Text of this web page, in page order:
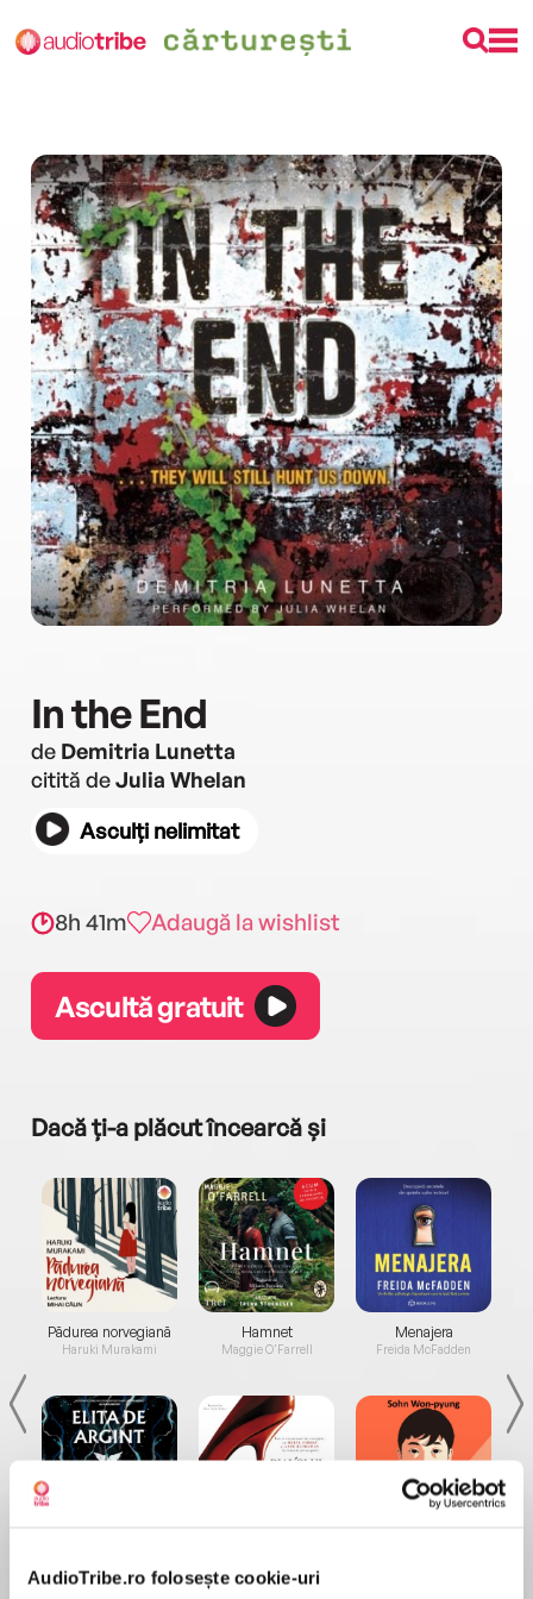
AudioTribe.ro folosește cookie-uri
In the End
de Demitria Lunetta
citită deJulia Whelan
Asculți nelimitat
8h 41m Adaugă la wishlist
Ascultă gratuit
Dacă ți-a plăcut încearcă și
Pădurea norvegiană
Haruki Murakami
de...
Dani Francis
Hamnet
Maggie O'Farrell
la...
Lauren Weisberger
Menajera
Freida McFadden